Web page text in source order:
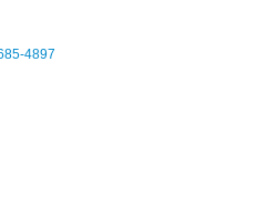
4897